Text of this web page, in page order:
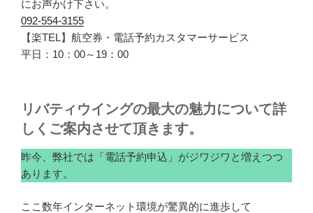
にお声かけ下さい。
092-554-3155
【楽TEL】航空券・電話予約カスタマーサービス
平日：10：00～19：00
リバティウイングの最大の魅力について詳
しくご案内させて頂きます。
昨今、弊社では「電話予約申込」がジワジワと増えつつ
あります。
ここ数年インターネット環境が驚異的に進歩して